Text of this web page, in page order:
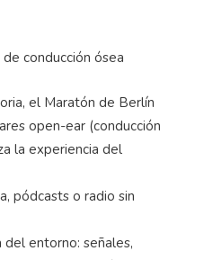
conducción ósea
el Maratón de Berlín
open-ear (conducción
la experiencia del
pódcasts o radio sin
del entorno: señales,